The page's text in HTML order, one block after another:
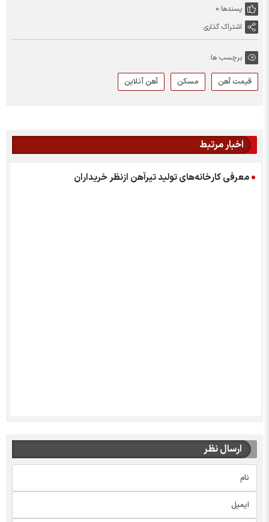
پسندها:0
اشتراک گذاری
برچسب ها:
قیمت آهن مسکن آهن آنلاین
اخبار مرتبط
معرفی کارخانه‌های تولید تیرآهن ازنظر خریداران
ارسال نظر